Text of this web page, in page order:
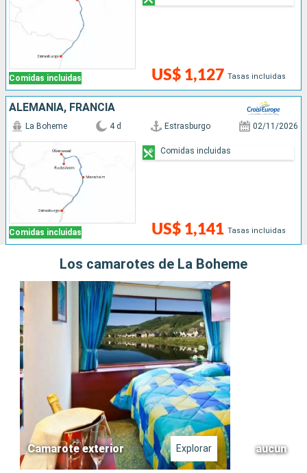
Comidas incluidas US$ 1,127 Tasas incluidas
ALEMANIA, FRANCIA
Comidas incluidas
La Boheme 4 d Estrasburgo 02/11/2026
US$ 1,141 Tasas incluidas
Comidas incluidas
Los camarotes de La Boheme
Camarote exterior Explorar aucun